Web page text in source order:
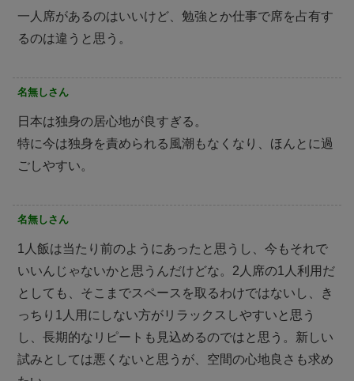
一人席があるのはいいけど、勉強とか仕事で席を占有す
るのは違うと思う。
名無しさん
日本は独身の居心地が良すぎる。
特に今は独身を責められる風潮もなくなり、ほんとに過
ごしやすい。
名無しさん
1人飯は当たり前のようにあったと思うし、今もそれで
いいんじゃないかと思うんだけどな。2人席の1人利用だ
としても、そこまでスペースを取るわけではないし、き
っちり1人用にしない方がリラックスしやすいと思う
し、長期的なリピートも見込めるのではと思う。新しい
試みとしては悪くないと思うが、空間の心地良さも求め